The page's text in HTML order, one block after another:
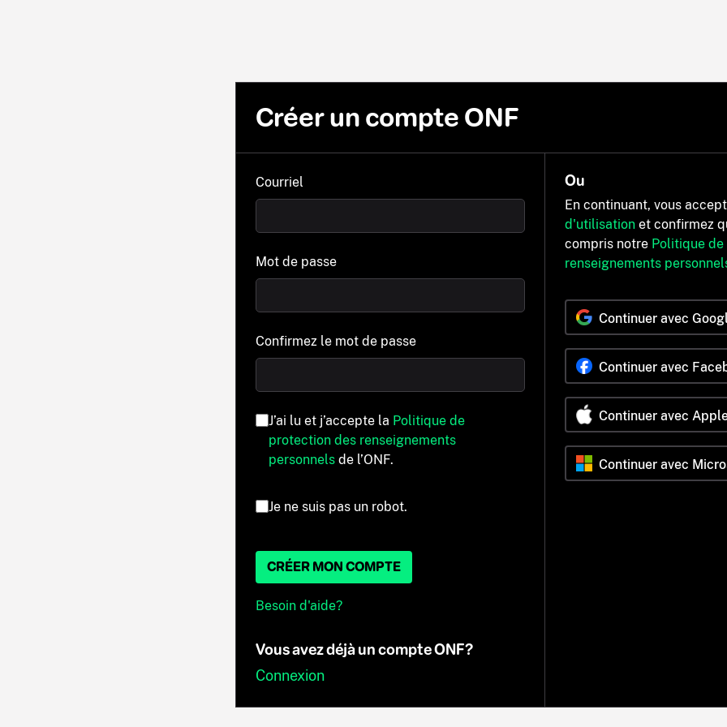
Créer un compte ONF
Courriel
Mot de passe
Confirmez le mot de passe
J’ai lu et j’accepte la Politique de
protection des renseignements
personnelsde l’ONF.
Je ne suis pas un robot.
CRÉER MON COMPTE
Besoin d'aide?
Vous avez déjà un compte ONF?
Connexion
Ou
En continuant, vous
d'utilisation et confirmez
compris notre Politique
renseignements
Continuer avec
Continuer avec
Continuer avec
Continuer avec